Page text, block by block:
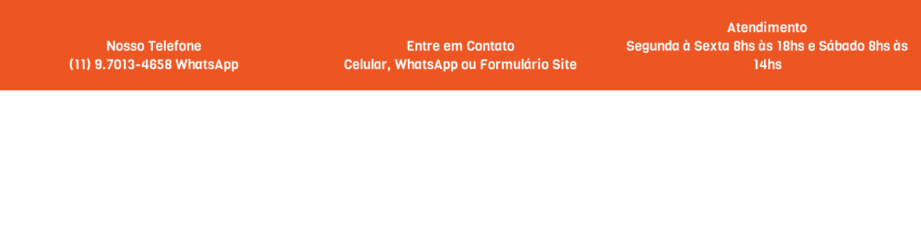
Nosso Telefone
(11) 9.7013-4658 WhatsApp
Entre em Contato
Celular, WhatsApp ou Formulário Site
Atendimento
Segunda à Sexta 8hs às 18hs e Sábado 8hs às
14hs